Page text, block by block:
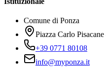
Comune di Ponza
Piazza Carlo
+39 0771 80108
info@myponza.it